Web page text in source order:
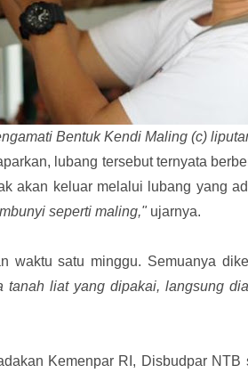
Bentuk Kendi Maling (c)
lubang tersebut ternyata
akan keluar melalui lubang yang
seperti maling,"ujarnya.
waktu satu minggu. Semuanya
liat yang dipakai, langsung
Kemenpar RI, Disbudpar